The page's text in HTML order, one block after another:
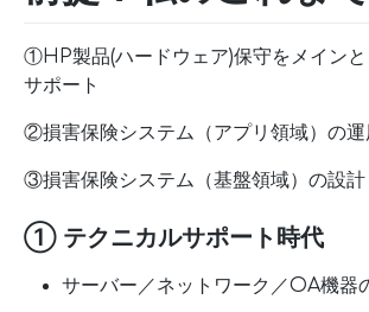
①HP製品(ハードウェア)保守をメイン
サポート
②損害保険システム（アプリ領域）の運
③損害保険システム（基盤領域）の設計
① テクニカルサポート時代
サーバー／ネットワーク／OA機器